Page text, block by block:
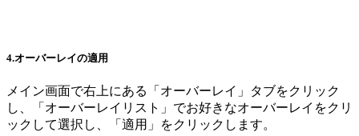
4.オーバーレイの適用
メイン画面で右上にある「オーバーレイ」タブをクリック
し、「オーバーレイリスト」でお好きなオーバーレイをクリ
ックして選択し、「適用」をクリックします。